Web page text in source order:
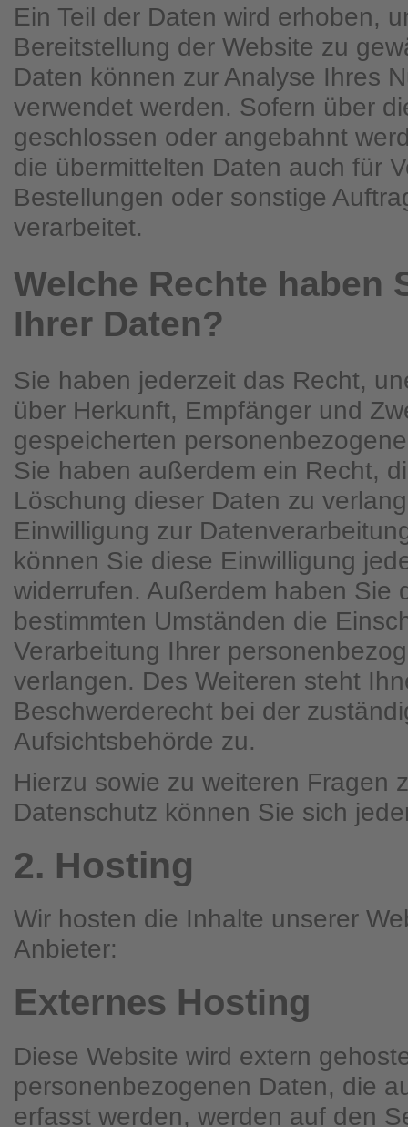
Ein Teil der Daten wird erhoben,
Bereitstellung der Website zu
Daten können zur Analyse Ihres
verwendet werden. Sofern über
geschlossen oder angebahnt
die übermittelten Daten auch für
Bestellungen oder sonstige
verarbeitet.
Welche Rechte haben
Ihrer Daten?
Sie haben jederzeit das Recht,
über Herkunft, Empfänger und
gespeicherten
Sie haben außerdem ein Recht,
Löschung dieser Daten zu
Einwilligung zur
können Sie diese Einwilligung
widerrufen. Außerdem haben Sie
bestimmten Umständen die
Verarbeitung Ihrer
verlangen. Des Weiteren steht
Beschwerderecht bei der
Aufsichtsbehörde zu.
Hierzu sowie zu weiteren Fragen
Datenschutz können Sie sich
2. Hosting
Wir hosten die Inhalte unserer
Anbieter:
Externes Hosting
Diese Website wird extern
personenbezogenen Daten, die
erfasst werden, werden auf den